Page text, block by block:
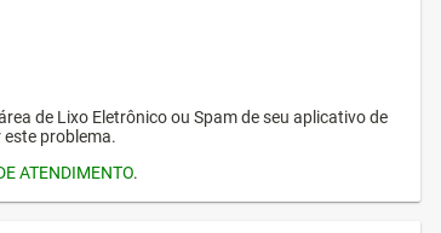
de Lixo Eletrônico ou Spam de seu aplicativo de
problema.
ATENDIMENTO.